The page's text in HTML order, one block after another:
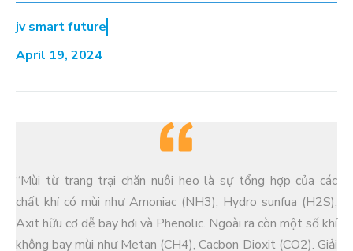
jv smart future
April 19, 2024
“Mùi từ trang trại chăn nuôi heo là sự tổng hợp của các
chất khí có mùi như Amoniac (NH3), Hydro sunfua (H2S),
Axit hữu cơ dễ bay hơi và Phenolic. Ngoài ra còn một số khí
không bay mùi như Metan (CH4), Cacbon Dioxit (CO2). Giải